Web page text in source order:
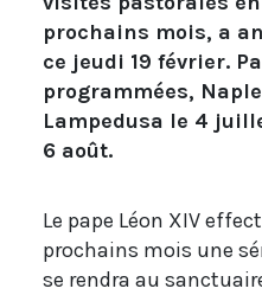
prochains mois, a
ce jeudi 19 février.
programmées,
Lampedusa le 4
6 août.
Le pape Léon XIV
prochains mois une
se rendra au